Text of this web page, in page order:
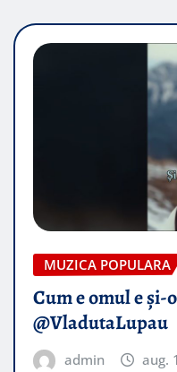
MUZICA POPULARA
Cum e omul e și-
@VladutaLupau
admin aug.